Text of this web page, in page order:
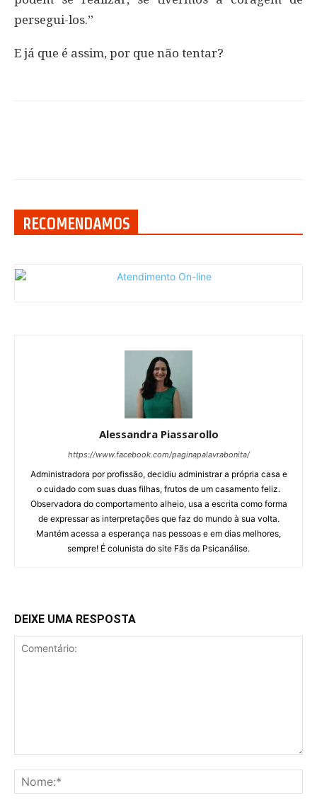
persegui-los.”
E já que é assim, por que não tentar?
RECOMENDAMOS
Alessandra Piassarollo
https://www.facebook.com/paginapalavrabonita/
Administradora por profissão, decidiu administrar a própria casa e
o cuidado com suas duas filhas, frutos de um casamento feliz.
Observadora do comportamento alheio, usa a escrita como forma
de expressar as interpretações que faz do mundo à sua volta.
Mantém acessa a esperança nas pessoas e em dias melhores,
sempre! É colunista do site Fãs da Psicanálise.
DEIXE UMA RESPOSTA